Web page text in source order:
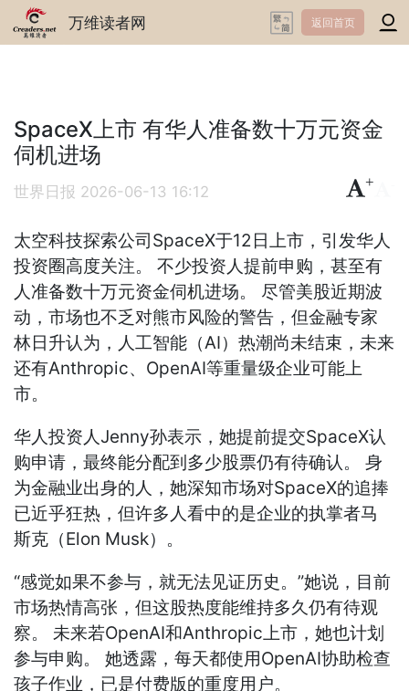
万维读者网 返回首页
SpaceX上市 有华人准备数十万元资金
伺机进场
世界日报 2026-06-13 16:12
+
太空科技探索公司SpaceX于12日上市，引发华人
投资圈高度关注。 不少投资人提前申购，甚至有
人准备数十万元资金伺机进场。 尽管美股近期波
动，市场也不乏对熊市风险的警告，但金融专家
林日升认为，人工智能（AI）热潮尚未结束，未来
还有Anthropic、OpenAI等重量级企业可能上
市。
华人投资人Jenny孙表示，她提前提交SpaceX认
购申请，最终能分配到多少股票仍有待确认。 身
为金融业出身的人，她深知市场对SpaceX的追捧
已近乎狂热，但许多人看中的是企业的执掌者马
斯克（Elon Musk）。
“感觉如果不参与，就无法见证历史。”她说，目前
市场热情高张，但这股热度能维持多久仍有待观
察。 未来若OpenAI和Anthropic上市，她也计划
参与申购。 她透露，每天都使用OpenAI协助检查
孩子作业，已是付费版的重度用户。